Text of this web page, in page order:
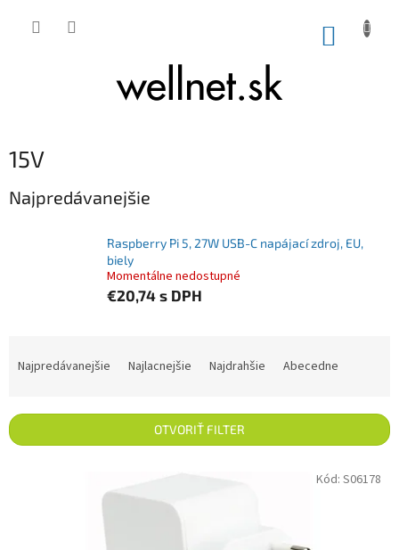
15V
Najpredávanejšie
Raspberry Pi 5, 27W USB-C napájací zdroj, EU,
biely
Momentálne nedostupné
€20,74 s DPH
Najpredávanejšie Najlacnejšie Najdrahšie Abecedne
OTVORIŤ FILTER
Kód: S06178